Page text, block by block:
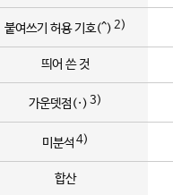
붙여쓰기 허용 기호(^) 2)
띄어 쓴 것
가운뎃점(·) 3)
미분석 4)
합산